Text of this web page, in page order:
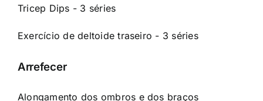
Tricep Dips - 3 séries
Exercício de deltoide traseiro - 3 séries
Arrefecer
Alongamento dos ombros e dos braços